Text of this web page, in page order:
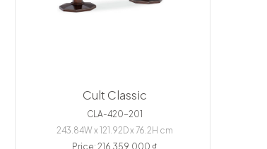
Cult Classic
CLA-420-201
243.84W x 121.92D x 76.2H cm
Price: 216.359.000 ₫